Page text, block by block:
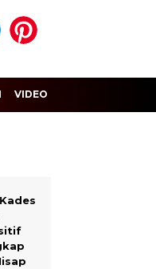
VIDEO